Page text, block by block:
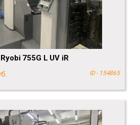
755G L UV iR
ID - 154865